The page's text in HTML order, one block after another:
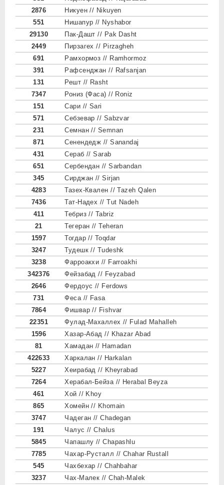
2876
Никуен // Nikuyen
551
Нишапур // Nyshabor
29130
Пак-Дашт // Pak Dasht
2449
Пирзагех // Pirzagheh
691
Рамхормоз // Ramhormoz
391
Рафсенджан // Rafsanjan
131
Решт // Rasht
7347
Рониз (Фаса) // Roniz
151
Сари // Sari
571
Себзевар // Sabzvar
231
Семнан // Semnan
871
Сенендедж // Sanandaj
431
Сераб // Sarab
651
Сербендан // Sarbandan
345
Сирджан // Sirjan
4283
Тазех-Квален // Tazeh Qalen
7436
Тат-Надех // Tut Nadeh
411
Тебриз // Tabriz
21
Тегеран // Teheran
1597
Тогдар // Toqdar
3247
Тудешк // Tudeshk
3238
Фарроакхи // Farroakhi
342376
Фейзабад // Feyzabad
2646
Фердоус // Ferdows
731
Феса // Fasa
7864
Фишвар // Fishvar
22351
Фулад-Махаллех // Fulad Mahalleh
1596
Хазар-Абад // Khazar Abad
81
Хамадан // Hamadan
422633
Харкалан // Harkalan
5227
Хеирабад // Kheyrabad
7264
Херабал-Бейза // Herabal Beyza
461
Хой // Khoy
865
Хомейн // Khomain
3747
Чадеган // Chadegan
191
Чалус // Chalus
5845
Чапашлу // Chapashlu
7785
Чахар-Русталл // Chahar Rustall
545
Чахбехар // Chahbahar
3237
Чах-Малек // Chah-Malek